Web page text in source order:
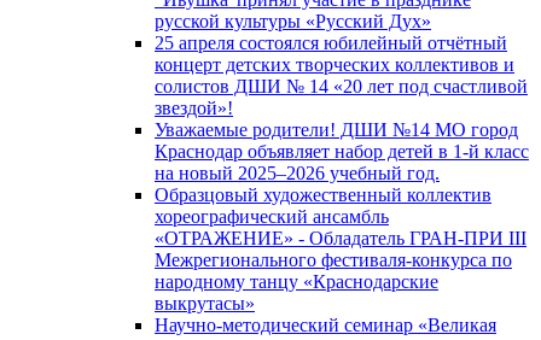
русской культуры «Русский Дух»
25 апреля состоялся юбилейный отчётный
концерт детских творческих коллективов и
солистов ДШИ № 14 «20 лет под счастливой
звездой»!
Уважаемые родители! ДШИ №14 МО город
Краснодар объявляет набор детей в 1-й класс
на новый 2025–2026 учебный год.
Образцовый художественный коллектив
хореографический ансамбль
«ОТРАЖЕНИЕ» - Обладатель ГРАН-ПРИ III
Межрегионального фестиваля-конкурса по
народному танцу «Краснодарские
выкрутасы»
Научно-методический семинар «Великая